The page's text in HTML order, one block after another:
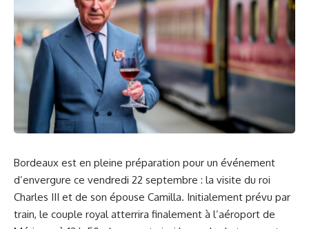
Bordeaux est en pleine préparation pour un événement
d’envergure ce vendredi 22 septembre : la visite du roi
Charles III et de son épouse Camilla. Initialement prévu par
train, le couple royal atterrira finalement à l’aéroport de